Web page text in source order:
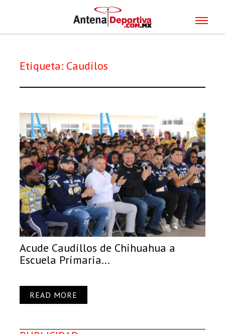
Etiqueta: Caudilos
Acude Caudillos de Chihuahua a
Escuela Primaria...
READ MORE